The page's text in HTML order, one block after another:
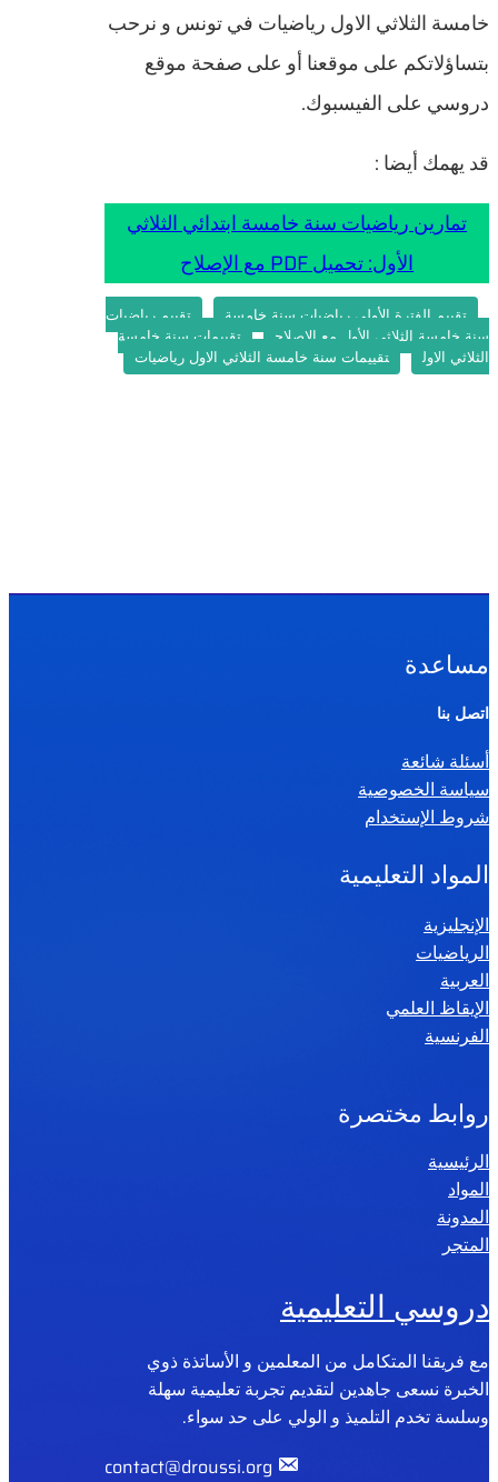
خامسة الثلاثي الاول رياضيات في تونس و نرحب
بتساؤلاتكم على موقعنا أو على صفحة موقع
دروسي على الفيسبوك.
قد يهمك أيضا :
تمارين رياضيات سنة خامسة ابتدائي الثلاثي
الأول: تحميل PDF مع الإصلاح
تقييم الفترة الأولى رياضيات سنة خامسة
تقييم رياضيات
سنة خامسة الثلاثي الأول مع الاصلاح
تقييمات سنة خامسة
الثلاثي الاول
تقييمات سنة خامسة الثلاثي الاول رياضيات
مساعدة
اتصل بنا
أسئلة شائعة
سياسة الخصوصية
شروط الإستخدام
المواد التعليمية
الإنجليزية
الرياضيات
العربية
الإيقاظ العلمي
الفرنسية
روابط مختصرة
الرئيسية
المواد
المدونة
المتجر
دروسي التعليمية
مع فريقنا المتكامل من المعلمين و الأساتذة ذوي
الخبرة نسعى جاهدين لتقديم تجربة تعليمية سهلة
وسلسة تخدم التلميذ و الولي على حد سواء.